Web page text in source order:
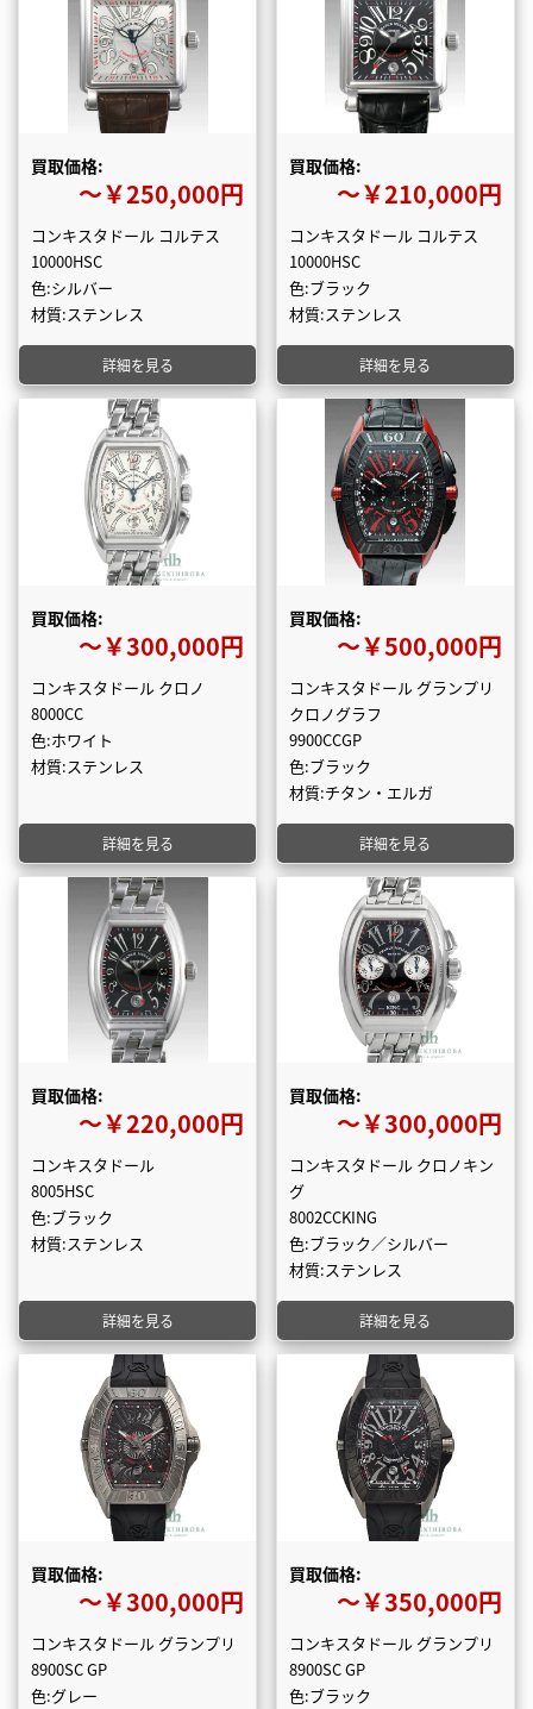
買取価格:
〜￥250,000円
コンキスタドール コルテス
10000HSC
色:シルバー
材質:ステンレス
詳細を見る
買取価格:
〜￥210,000円
コンキスタドール コルテス
10000HSC
色:ブラック
材質:ステンレス
詳細を見る
買取価格:
〜￥300,000円
コンキスタドール クロノ
8000CC
色:ホワイト
材質:ステンレス
詳細を見る
買取価格:
〜￥500,000円
コンキスタドール グランプリ
クロノグラフ
9900CCGP
色:ブラック
材質:チタン・エルガ
詳細を見る
買取価格:
〜￥220,000円
コンキスタドール
8005HSC
色:ブラック
材質:ステンレス
詳細を見る
買取価格:
〜￥300,000円
コンキスタドール クロノキン
グ
8002CCKING
色:ブラック／シルバー
材質:ステンレス
詳細を見る
買取価格:
〜￥300,000円
コンキスタドール グランプリ
8900SC GP
色:グレー
買取価格:
〜￥350,000円
コンキスタドール グランプリ
8900SC GP
色:ブラック